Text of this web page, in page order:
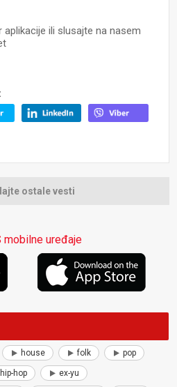
ili slusajte na nasem
ostale vesti
mobilne uređaje
house folk pop
hip-hop ex-yu